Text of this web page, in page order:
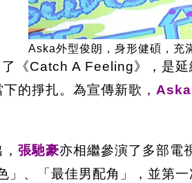
Aska外型俊朗，身形健碩，充
《Catch A Feeling》，是
的掙扎。為宣傳新歌， Aska
張馳豪亦相繼參演了多部電
」、「最佳男配角」，並第